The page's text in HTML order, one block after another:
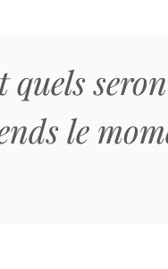
quels
le